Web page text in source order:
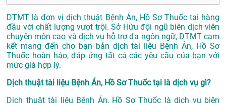
DTMT là đơn vị dịch thuật Bệnh Án, Hồ Sơ Thuốc tại hàng
đầu với chất lượng vượt trội. Sở Hữu đội ngũ biên dịch viên
chuyên môn cao và dịch vụ hỗ trợ đa ngôn ngữ, DTMT cam
kết mang đến cho bạn bản dịch tài liệu Bệnh Án, Hồ Sơ
Thuốc hoàn hảo, đáp ứng tất cả các yêu cầu của bạn với
mức giá hợp lý.
Dịch thuật tài liệu Bệnh Án, Hồ Sơ Thuốc tại là dịch vụ gì?
Dịch thuật tài liệu Bệnh Án, Hồ Sơ Thuốc là dịch vụ biên